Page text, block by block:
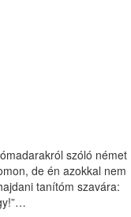
szóló német
de én azokkal nem
tanítóm szavára: